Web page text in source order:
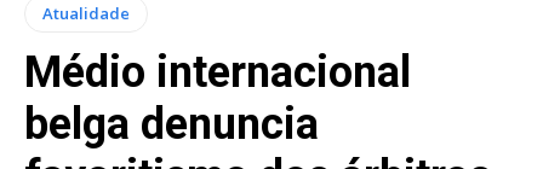
Atualidade
Médio internacional
belga denuncia